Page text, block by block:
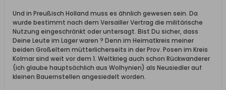
Und in Preußisch Holland muss es ähnlich gewesen sein. Da
wurde bestimmt nach dem Versailler Vertrag die militärische
Nutzung eingeschränkt oder untersagt. Bist Du sicher, dass
Deine Leute im Lager waren ? Denn im Heimatkreis meiner
beiden Großeltern mütterlicherseits in der Prov. Posen im Kreis
Kolmar sind weit vor dem 1. Weltkrieg auch schon Rückwanderer
(ich glaube hauptsächlich aus Wolhynien) als Neusiedler auf
kleinen Bauernstellen angesiedelt worden.